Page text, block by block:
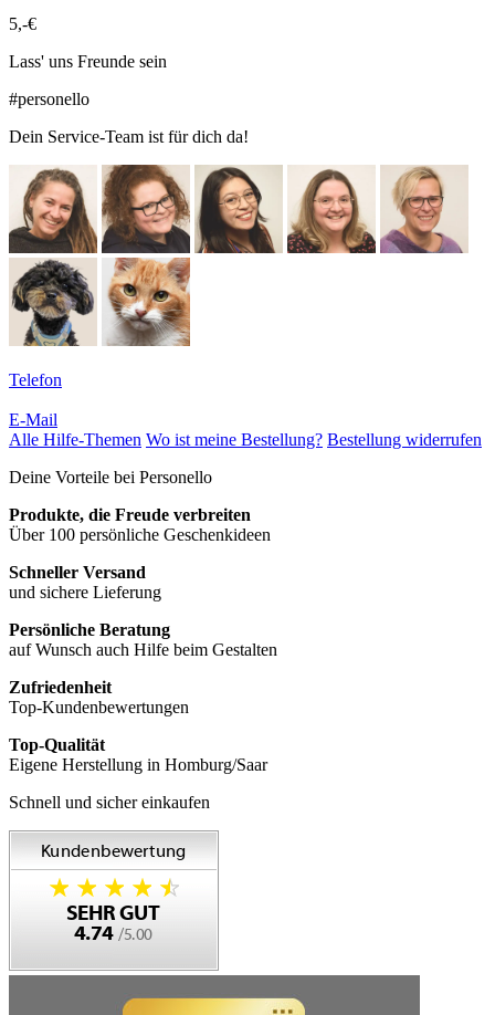
5,-€
Lass' uns Freunde sein
#personello
Dein Service-Team ist für dich da!
Telefon
E-Mail
Alle Hilfe-Themen Wo ist meine Bestellung? Bestellung widerrufen
Deine Vorteile bei Personello
Produkte, die Freude verbreiten
Über 100 persönliche Geschenkideen
Schneller Versand
und sichere Lieferung
Persönliche Beratung
auf Wunsch auch Hilfe beim Gestalten
Zufriedenheit
Top-Kundenbewertungen
Top-Qualität
Eigene Herstellung in Homburg/Saar
Schnell und sicher einkaufen